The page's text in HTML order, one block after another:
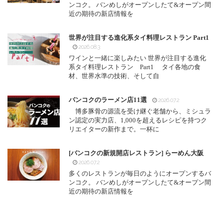
ンコク。 バンめしがオープンしたて&オープン間
近の期待の新店情報を
世界が注目する進化系タイ料理レストラン Part1
2026.08.3
ワインと一緒に楽しみたい 世界が注目する進化
系タイ料理レストラン Part1 タイ各地の食
材、世界水準の技術、そして自
バンコクのラーメン店11選 2026.07.2
博多豚骨の源流を受け継ぐ老舗から、ミシュラ
ン認定の実力店、1,000を超えるレシピを持つク
リエイターの新作まで。一杯に
[バンコクの新規開店レストラン] らーめん大阪
2026.07.2
多くのレストランが毎日のようにオープンするバ
ンコク。 バンめしがオープンしたて&オープン間
近の期待の新店情報を